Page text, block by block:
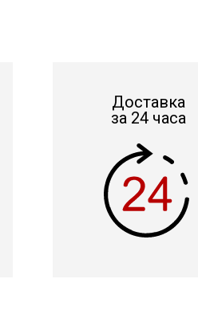
Доставка
за 24 часа